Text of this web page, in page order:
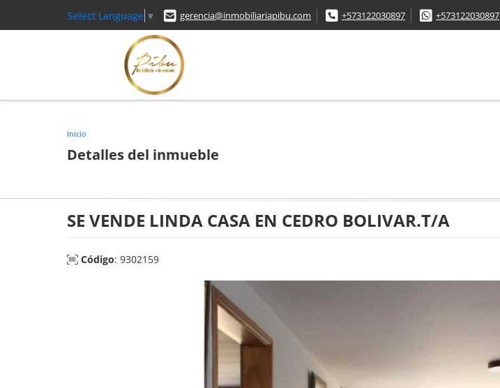
Select Language ▼ gerencia@inmobiliariapibu.com +573122030897 +573122030897
Inicio
Detalles del inmueble
SE VENDE LINDA CASA EN CEDRO BOLIVAR.T/A
Código: 9302159